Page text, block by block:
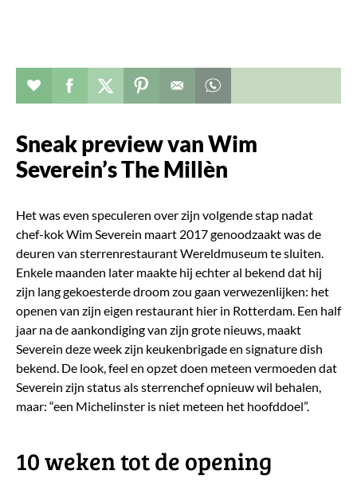
Verhaal toevoegen aan favorieten
Deel dit op facebook
Deel dit op twitter
Deel dit op pinterest
Sneak preview van Wim
Severein’s The Millèn
Het was even speculeren over zijn volgende stap nadat
chef-kok Wim Severein maart 2017 genoodzaakt was de
deuren van sterrenrestaurant Wereldmuseum te sluiten.
Enkele maanden later maakte hij echter al bekend dat hij
zijn lang gekoesterde droom zou gaan verwezenlijken: het
openen van zijn eigen restaurant hier in Rotterdam. Een half
jaar na de aankondiging van zijn grote nieuws, maakt
Severein deze week zijn keukenbrigade en signature dish
bekend. De look, feel en opzet doen meteen vermoeden dat
Severein zijn status als sterrenchef opnieuw wil behalen,
maar: “een Michelinster is niet meteen het hoofddoel”.
10 weken tot de opening